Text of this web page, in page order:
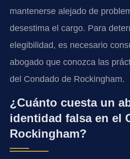
mantenerse alejado de
desestima el cargo. Para
elegibilidad, es necesario
abogado que conozca las
del Condado de Rockingham.
¿Cuánto cuesta un
identidad falsa en el
Rockingham?